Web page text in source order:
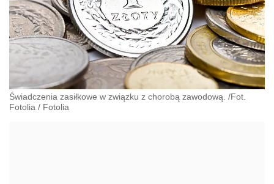
Świadczenia zasiłkowe w związku z chorobą zawodową. /Fot.
Fotolia / Fotolia